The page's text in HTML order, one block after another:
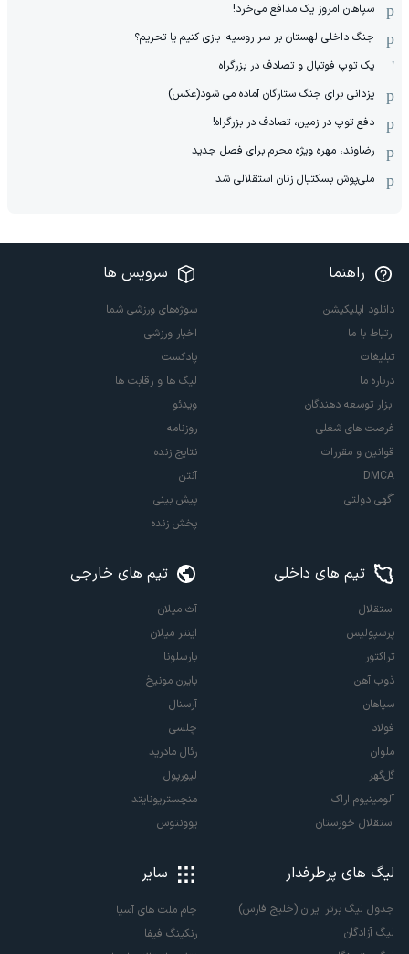
سپاهان امروز یک مدافع می‌خرد!
جنگ داخلی لهستان بر سر روسیه: بازی کنیم یا تحریم؟
یک توپ فوتبال و تصادف در بزرگراه
یزدانی برای جنگ ستارگان آماده می شود(عکس)
دفع توپ در زمین، تصادف در بزرگراه!
رضاوند، مهره ویژه محرم برای فصل جدید
ملی‌پوش بسکتبال زنان استقلالی شد
راهنما
دانلود اپلیکیشن
ارتباط با ما
تبلیغات
درباره ما
ابزار توسعه دهندگان
فرصت های شغلی
قوانین و مقررات
DMCA
آگهی دولتی
سرویس ها
سوژه‌های ورزشی شما
اخبار ورزشی
پادکست
لیگ ها و رقابت ها
ویدئو
روزنامه
نتایج زنده
آنتن
پیش بینی
پخش زنده
تیم های داخلی
استقلال
پرسپولیس
تراکتور
ذوب آهن
سپاهان
فولاد
ملوان
گل‌گهر
آلومینیوم اراک
استقلال خوزستان
تیم های خارجی
آث میلان
اینتر میلان
بارسلونا
بایرن مونیخ
آرسنال
چلسی
رئال مادرید
لیورپول
منچستریونایتد
یوونتوس
لیگ های پرطرفدار
جدول لیگ برتر ایران (خلیج فارس)
لیگ آزادگان
سایر
جام ملت های آسیا
رنکینگ فیفا